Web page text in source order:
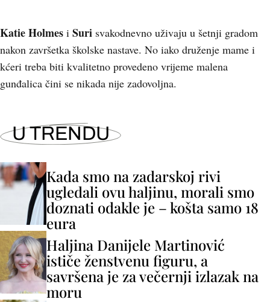
Katie Holmes i Suri svakodnevno uživaju u šetnji gradom
nakon završetka školske nastave. No iako druženje mame i
kćeri treba biti kvalitetno provedeno vrijeme malena
gunđalica čini se nikada nije zadovoljna.
U TRENDU
Kada smo na zadarskoj rivi
ugledali ovu haljinu, morali smo
doznati odakle je – košta samo 18
eura
Haljina Danijele Martinović
ističe ženstvenu figuru, a
savršena je za večernji izlazak na
moru